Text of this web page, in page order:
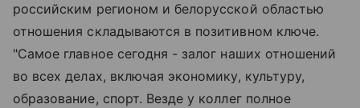
российским регионом и белорусской областью
отношения складываются в позитивном ключе.
"Самое главное сегодня - залог наших отношений
во всех делах, включая экономику, культуру,
образование, спорт. Везде у коллег полное